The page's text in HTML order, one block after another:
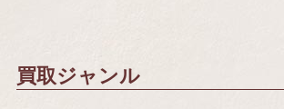
買取ジャンル